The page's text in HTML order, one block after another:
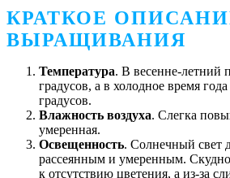
КРАТКОЕ
ВЫРАЩИВАНИЯ
Температура. В весенне-летний
градусов, а в холодное время
градусов.
Влажность воздуха. Слегка
умеренная.
Освещенность. Солнечный свет
рассеянным и умеренным.
к отсутствию цветения, а из-за